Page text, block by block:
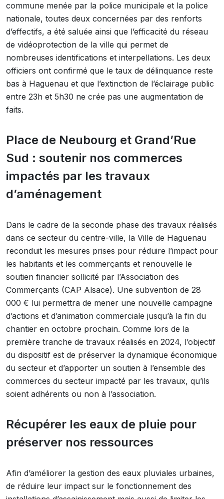
commune menée par la police municipale et la police
nationale, toutes deux concernées par des renforts
d’effectifs, a été saluée ainsi que l’efficacité du réseau
de vidéoprotection de la ville qui permet de
nombreuses identifications et interpellations. Les deux
officiers ont confirmé que le taux de délinquance reste
bas à Haguenau et que l’extinction de l’éclairage public
entre 23h et 5h30 ne crée pas une augmentation de
faits.
Place de Neubourg et Grand’Rue
Sud : soutenir nos commerces
impactés par les travaux
d’aménagement
Dans le cadre de la seconde phase des travaux réalisés
dans ce secteur du centre-ville, la Ville de Haguenau
reconduit les mesures prises pour réduire l’impact pour
les habitants et les commerçants et renouvelle le
soutien financier sollicité par l’Association des
Commerçants (CAP Alsace). Une subvention de 28
000 € lui permettra de mener une nouvelle campagne
d’actions et d’animation commerciale jusqu’à la fin du
chantier en octobre prochain. Comme lors de la
première tranche de travaux réalisés en 2024, l’objectif
du dispositif est de préserver la dynamique économique
du secteur et d’apporter un soutien à l’ensemble des
commerces du secteur impacté par les travaux, qu’ils
soient adhérents ou non à l’association.
Récupérer les eaux de pluie pour
préserver nos ressources
Afin d’améliorer la gestion des eaux pluviales urbaines,
de réduire leur impact sur le fonctionnement des